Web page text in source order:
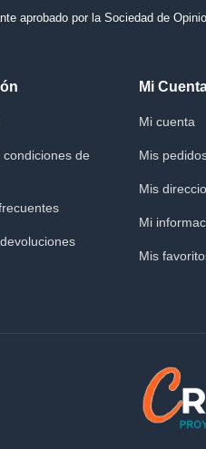
aprobado por la Sociedad de
de
Mi
Mi cuenta
Mis
Mis
Mi
Mis